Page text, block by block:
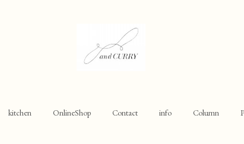
kitchen OnlineShop Contact info Column